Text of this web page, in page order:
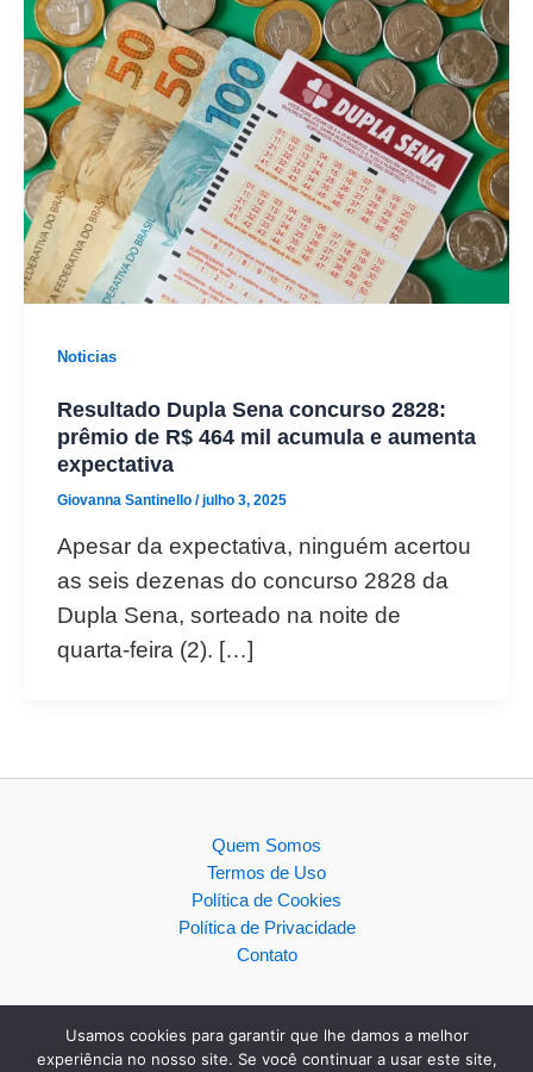
Noticias
Resultado Dupla Sena concurso 2828:
prêmio de R$ 464 mil acumula e aumenta
expectativa
Giovanna Santinello /julho 3, 2025
Apesar da expectativa, ninguém acertou
as seis dezenas do concurso 2828 da
Dupla Sena, sorteado na noite de
quarta-feira (2). […]
Quem Somos
Termos de Uso
Política de Cookies
Política de Privacidade
Contato
Usamos cookies para garantir que lhe damos a melhor
experiência no nosso site. Se você continuar a usar este site,